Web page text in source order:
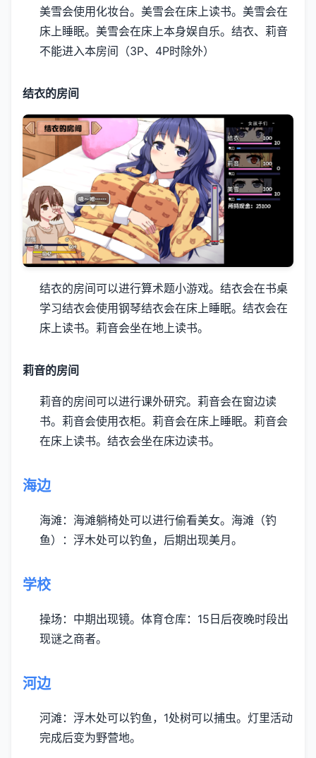
美雪会使用化妆台。 美雪会在床上读书。 美雪会在
床上睡眠。 美雪会在床上本身娱自乐。 结衣、莉音
不能进入本房间（3P、4P时除外）
结衣的房间
结衣的房间可以进行算术题小游戏。 结衣会在书桌
学习结衣会使用钢琴结衣会在床上睡眠。 结衣会在
床上读书。 莉音会坐在地上读书。
莉音的房间
莉音的房间可以进行课外研究。 莉音会在窗边读
书。 莉音会使用衣柜。 莉音会在床上睡眠。 莉音会
在床上读书。 结衣会坐在床边读书。
海边
海滩：海滩躺椅处可以进行偷看美女。 海滩（钓
鱼）：浮木处可以钓鱼，后期出现美月。
学校
操场：中期出现镜。 体育仓库：15日后夜晚时段出
现谜之商者。
河边
河滩：浮木处可以钓鱼，1处树可以捕虫。灯里活动
完成后变为野营地。